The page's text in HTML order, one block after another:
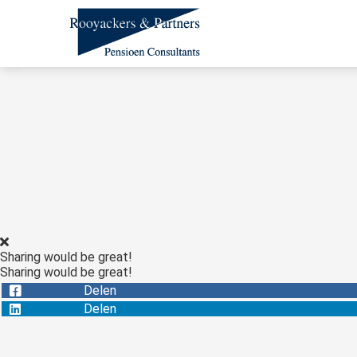
Sharing would be great!
Sharing would be great!
Delen
Delen